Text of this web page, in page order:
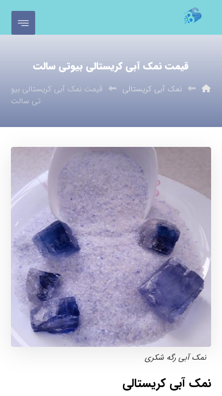
قیمت نمک آبی کریستالی بیوتی سالت
نمک آبی کریستالی
قیمت نمک آبی کریستالی بیو
تی سالت
نمک آبی رگه شکری
نمک آبی کریستالی